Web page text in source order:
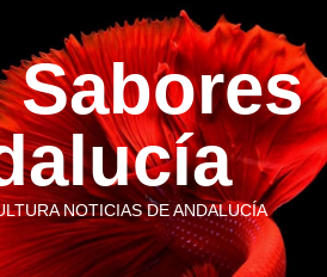
Sabores
NOTICIAS DE ANDALUCÍA